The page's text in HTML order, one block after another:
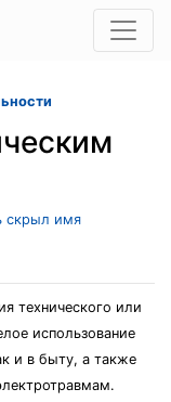
скрыл имя
технического или
использование
и в быту, а также